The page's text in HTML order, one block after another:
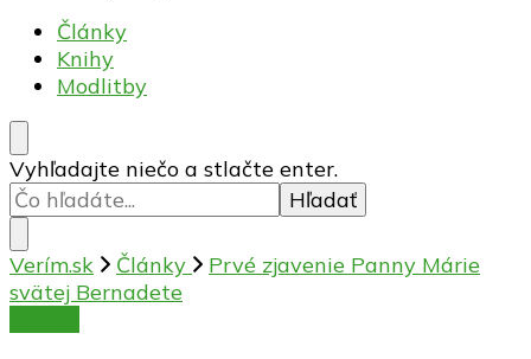
Články
Knihy
Modlitby
Hľadáte
niečo?
Vyhľadajte niečo a stlačte enter.
Verím.sk Články
Prvé zjavenie Panny Márie
svätej Bernadete